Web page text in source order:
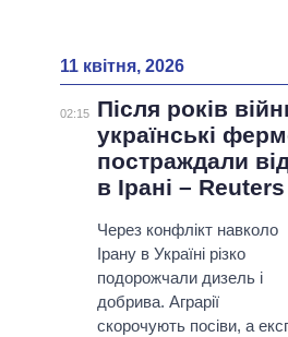
11 квітня, 2026
02:15
Після років
українські
постраждали
в Ірані – Reuters
Через конфлікт навколо
Ірану в Україні різко
подорожчали дизель і
добрива. Аграрії
скорочують посіви, а